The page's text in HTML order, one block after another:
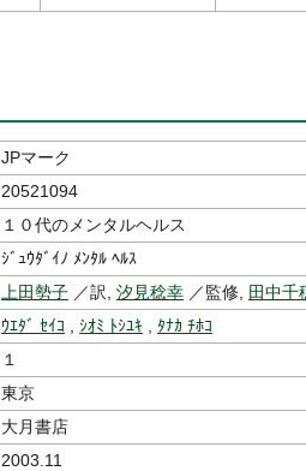
JPマーク
20521094
１０代のメンタルヘルス
ｼﾞｭｳﾀﾞｲﾉ ﾒﾝﾀﾙ ﾍﾙｽ
上田勢子 ／訳, 汐見稔幸 ／監修,
田中千
ｳｴﾀﾞ ｾｲｺ ｼｵﾐ ﾄｼﾕｷ
ﾀﾅｶ ﾁﾎｺ
１
東京
大月書店
2003.11